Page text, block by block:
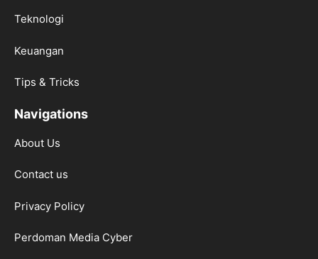
Teknologi
Keuangan
Tips & Tricks
Navigations
About Us
Contact us
Privacy Policy
Perdoman Media Cyber